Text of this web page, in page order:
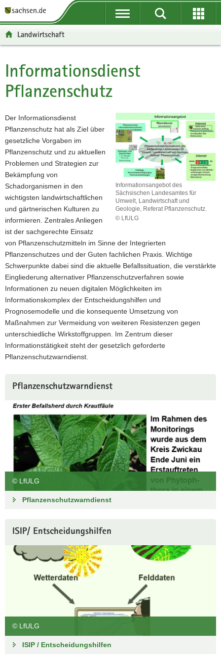
t
ü
b
g
r
e
i
f
e
n
d
e
N
a
v
i
g
a
t
i
o
n
t
n
a
g
a
t
i
o
n
p
n
h
t
t
B
e
i
c
h
Landwirtschaft
Hauptinhalt
Informationsdienst
Pflanzenschutz
Informationsangebot des
Sächsischen Landesamtes für
Umwelt, Landwirtschaft und
Geologie, Referat Pflanzenschutz.
© LfULG
Sächsischen
Landesamtes
für
Umwelt,
und
Geologie,
Referat
Pflanzenschutz.
Der Informationsdienst
Pflanzenschutz hat als Ziel über
gesetzliche Vorgaben im
Pflanzenschutz und zu aktuellen
Problemen und Strategien zur
Bekämpfung von
Schadorganismen in den
wichtigsten landwirtschaftlichen
und gärtnerischen Kulturen zu
informieren. Zentrales Anliegen
ist der sachgerechte Einsatz
von Pflanzenschutzmitteln im Sinne der Integrierten
Pflanzenschutzes und der Guten fachlichen Praxis. Wichtige
Schwerpunkte dabei sind die aktuelle Befallssituation, die verstärkte
Eingliederung alternativer Pflanzenschutzverfahren sowie
Informationen zu neuen digitalen Möglichkeiten im
Informationskomplex der Entscheidungshilfen und
Prognosemodelle und die konsequente Umsetzung von
Maßnahmen zur Vermeidung von weiteren Resistenzen gegen
unterschiedliche Wirkstoffgruppen. Im Zentrum dieser
Informationstätigkeit steht der gesetzlich geforderte
Pflanzenschutzwarndienst.
Pflanzenschutzwarndienst
© LfULG
Pflanzenschutzwarndienst
ISIP/ Entscheidungshilfen
© LfULG
ISIP / Entscheidungshilfen